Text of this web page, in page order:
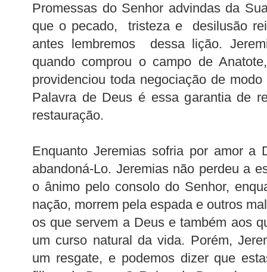
Promessas do Senhor advindas da
que o pecado, tristeza e desilusão
antes lembremos dessa lição.
quando comprou o campo de
providenciou toda negociação de
Palavra de Deus é essa garantia de
restauração.
Enquanto Jeremias sofria por amor a
abandoná-Lo. Jeremias não perdeu a
o ânimo pelo consolo do Senhor,
nação, morrem pela espada e outros
os que servem a Deus e também aos
um curso natural da vida. Porém,
um resgate, e podemos dizer que